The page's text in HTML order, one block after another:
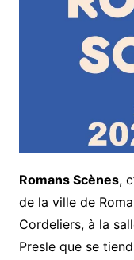
Romans Scènes,
de la ville de
Cordeliers, à la
Presle que se